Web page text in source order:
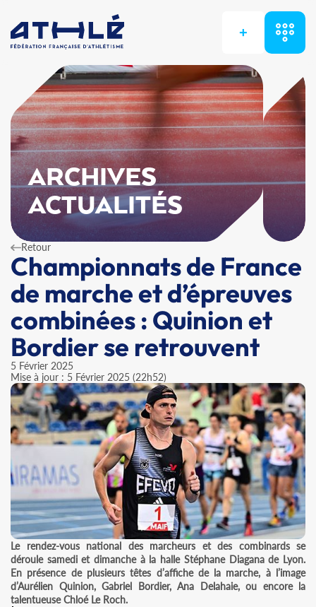
+
ARCHIVES
ACTUALITÉS
Retour
Championnats de France
de marche et d’épreuves
combinées : Quinion et
Bordier se retrouvent
5 Février 2025
Mise à jour : 5 Février 2025 (22h52)
Le rendez-vous national des marcheurs et des combinards se
déroule samedi et dimanche à la halle Stéphane Diagana de Lyon.
En présence de plusieurs têtes d’affiche de la marche, à l’image
d’Aurélien Quinion, Gabriel Bordier, Ana Delahaie, ou encore la
talentueuse Chloé Le Roch.